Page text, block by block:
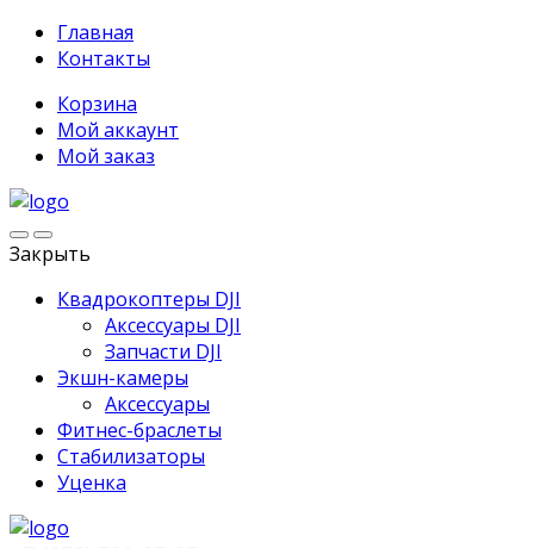
Главная
Контакты
Корзина
Мой аккаунт
Мой заказ
Закрыть
Квадрокоптеры DJI
Аксессуары DJI
Запчасти DJI
Экшн-камеры
Аксессуары
Фитнес-браслеты
Стабилизаторы
Уценка